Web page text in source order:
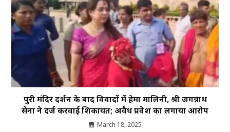
पुरी मंदिर दर्शन के बाद विवादों में हेमा मालिनी, श्री जगन्नाथ
सेना ने दर्ज करवाई शिकायत; अवैध प्रवेश का लगाया आरोप
March 18, 2025